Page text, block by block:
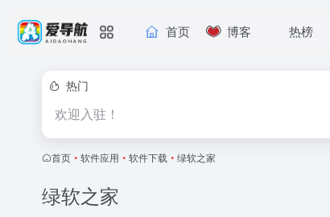
首页 博客 热榜
热门
欢迎入驻！
首页 • 软件应用 • 软件下载 • 绿软之家
绿软之家